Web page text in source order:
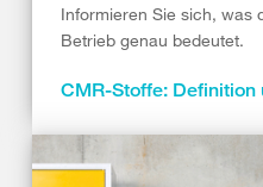
Informieren Sie sich, was
Betrieb genau bedeutet.
CMR-Stoffe: Definition